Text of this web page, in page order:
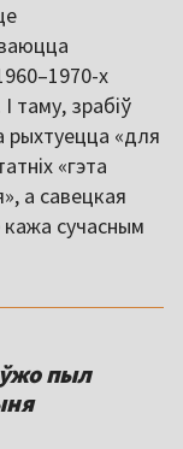
х
таму, зрабіў
рыхтуецца «для
«гэта
а савецкая
кажа сучасным
ўжо пыл